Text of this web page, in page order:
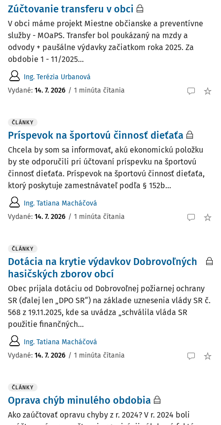
Zúčtovanie transferu v obci
V obci máme projekt Miestne občianske a preventívne
služby - MOaPS. Transfer bol poukázaný na mzdy a
odvody + paušálne výdavky začiatkom roka 2025. Za
obdobie 1 - 11/2025...
Ing. Terézia Urbanová
Vydané: 14. 7. 2026 / 1 minúta čítania
ČLÁNKY
Príspevok na športovú činnosť dieťaťa
Chcela by som sa informovať, akú ekonomickú položku
by ste odporučili pri účtovaní príspevku na športovú
činnosť dieťaťa. Príspevok na športovú činnosť dieťaťa,
ktorý poskytuje zamestnávateľ podľa § 152b...
Ing. Tatiana Macháčová
Vydané: 14. 7. 2026 / 1 minúta čítania
ČLÁNKY
Dotácia na krytie výdavkov Dobrovoľných
hasičských zborov obcí
Obec prijala dotáciu od Dobrovoľnej požiarnej ochrany
SR (ďalej len „DPO SR“) na základe uznesenia vlády SR č.
568 z 19.11.2025, kde sa uvádza „schválila vláda SR
použitie finančných...
Ing. Tatiana Macháčová
Vydané: 14. 7. 2026 / 1 minúta čítania
ČLÁNKY
Oprava chýb minulého obdobia
Ako zaúčtovať opravu chyby z r. 2024? V r. 2024 boli